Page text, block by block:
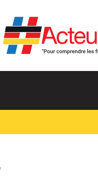
Deutsch-französische